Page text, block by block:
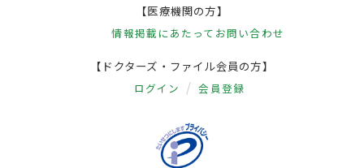
【医療機関の方】
情報掲載にあたって お問い合わせ
【ドクターズ・ファイル会員の方】
ログイン 会員登録